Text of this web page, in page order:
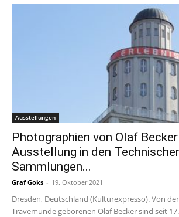
Ausstellungen
Photographien von Olaf
Ausstellung in den
Sammlungen...
Graf Goks - 19. Oktober 2021
Dresden, Deutschland (Kulturexpresso). Von
Travemünde geborenen Olaf Becker sind seit